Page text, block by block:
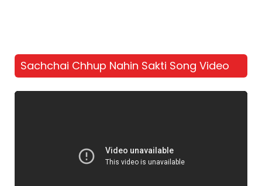
Sachchai Chhup Nahin Sakti Song Video